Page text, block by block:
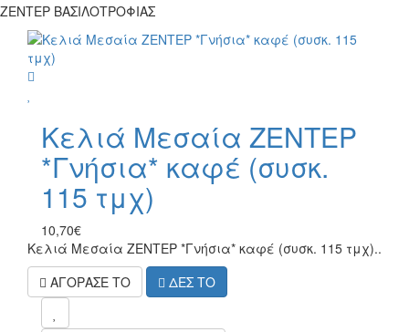
ΖΕΝΤΕΡ ΒΑΣΙΛΟΤΡΟΦΙΑΣ
Κελιά Μεσαία ΖΕΝΤΕΡ
*Γνήσια* καφέ (συσκ.
115 τμχ)
10,70€
Κελιά Μεσαία ΖΕΝΤΕΡ *Γνήσια* καφέ (συσκ. 115 τμχ)..
ΑΓΟΡΑΣΕ ΤΟ
ΔΕΣ ΤΟ